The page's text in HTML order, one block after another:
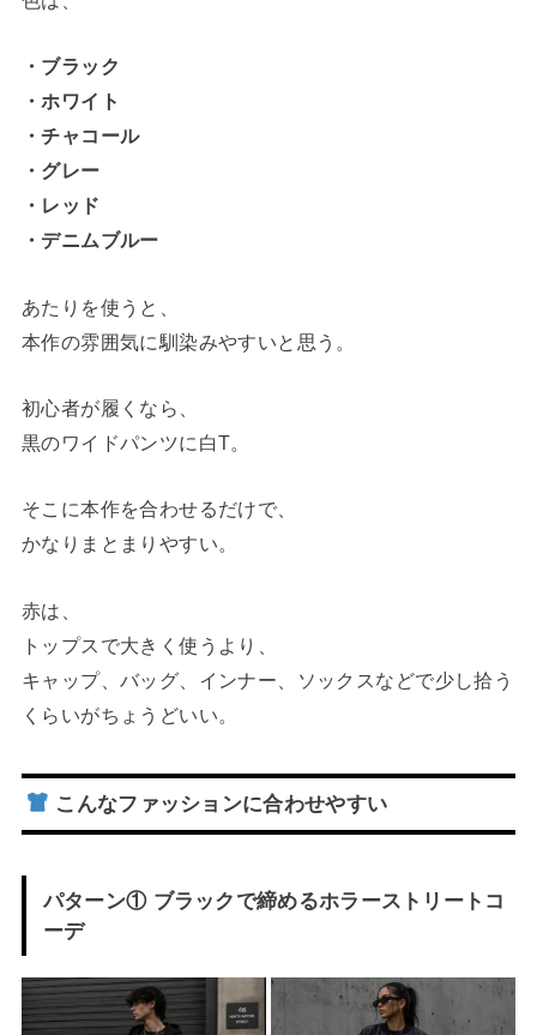
・ブラック
・ホワイト
・チャコール
・グレー
・レッド
・デニムブルー
あたりを使うと、
本作の雰囲気に馴染みやすいと思う。
初心者が履くなら、
黒のワイドパンツに白T。
そこに本作を合わせるだけで、
かなりまとまりやすい。
赤は、
トップスで大きく使うより、
キャップ、バッグ、インナー、ソックスなどで少し拾う
くらいがちょうどいい。
こんなファッションに合わせやすい
パターン① ブラックで締めるホラーストリートコ
ーデ